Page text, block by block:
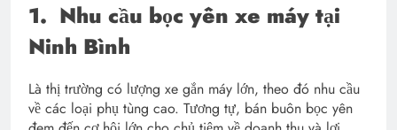
1. Nhu cầu bọc yên xe máy tại
Ninh Bình
Là thị trường có lượng xe gắn máy lớn, theo đó nhu cầu
về các loại phụ tùng cao. Tương tự, bán buôn bọc yên